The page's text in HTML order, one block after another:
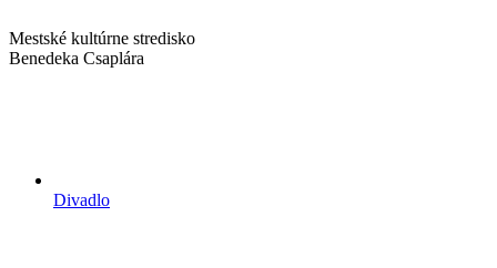
Mestské kultúrne stredisko
Benedeka Csaplára
Divadlo